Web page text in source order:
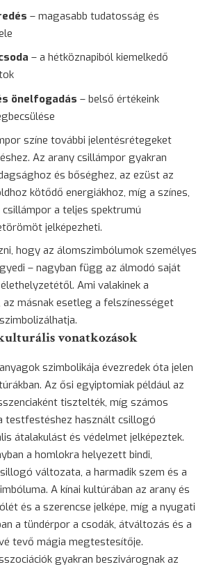
– magasabb tudatosság és
– a hétköznapiból kiemelkedő
önelfogadás – belső értékeink
színe további jelentésrétegeket
Az arany csillámpor gyakran
és bőséghez, az ezüst az
kötődő energiákhoz, míg a színes,
a teljes spektrumú
jelképezheti.
hogy az álomszimbólumok személyes
– nagyban függ az álmodó saját
Ami valakinek a
az másnak esetleg a felszínességet
vonatkozások
szimbolikája évezredek óta jelen
Az ősi egyiptomiak például az
tisztelték, míg számos
testfestéshez használt csillogó
átalakulást és védelmet jelképeztek.
a homlokra helyezett bindi,
változata, a harmadik szem és a
A kínai kultúrában az arany és
és a szerencse jelképe, míg a nyugati
a tündérpor a csodák, átváltozás és a
tevő mágia megtestesítője.
gyakran beszivárognak az